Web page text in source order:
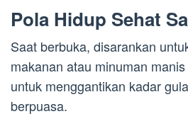
Pola Hidup Sehat
Saat berbuka, disarankan
makanan atau minuman
untuk menggantikan kadar
berpuasa.